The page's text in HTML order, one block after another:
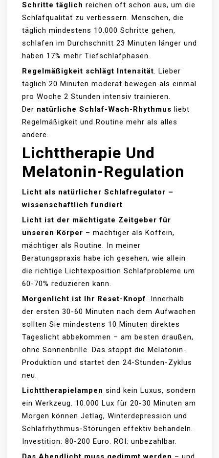
Schritte täglich reichen oft schon aus, um die
Schlafqualität zu verbessern. Menschen, die
täglich mindestens 10.000 Schritte gehen,
schlafen im Durchschnitt 23 Minuten länger und
haben 17% mehr Tiefschlafphasen.
Regelmäßigkeit schlägt Intensität. Lieber
täglich 20 Minuten moderat bewegen als einmal
pro Woche 2 Stunden intensiv trainieren.
Der natürliche Schlaf-Wach-Rhythmus liebt
Regelmäßigkeit und Routine mehr als alles
andere.
Lichttherapie Und
Melatonin-Regulation
Licht als natürlicher Schlafregulator –
wissenschaftlich fundiert
Licht ist der mächtigste Zeitgeber für
unseren Körper – mächtiger als Koffein,
mächtiger als Routine. In meiner
Beratungspraxis habe ich gesehen, wie allein
die richtige Lichtexposition Schlafprobleme um
60-70% reduzieren kann.
Morgenlicht ist Ihr Reset-Knopf. Innerhalb
der ersten 30-60 Minuten nach dem Aufwachen
sollten Sie mindestens 10 Minuten direktes
Tageslicht abbekommen – am besten draußen,
ohne Sonnenbrille. Das stoppt die Melatonin-
Produktion und startet den 24-Stunden-Zyklus
neu.
Lichttherapielampen sind kein Luxus, sondern
ein Werkzeug. 10.000 Lux für 20-30 Minuten am
Morgen können Jetlag, Winterdepression und
Schlafrhythmus-Störungen effektiv behandeln.
Investition: 80-200 Euro. ROI: unbezahlbar.